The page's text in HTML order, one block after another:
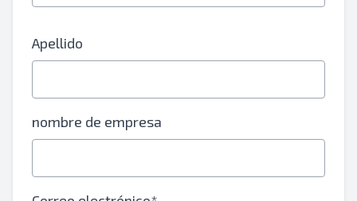
Apellido
nombre de empresa